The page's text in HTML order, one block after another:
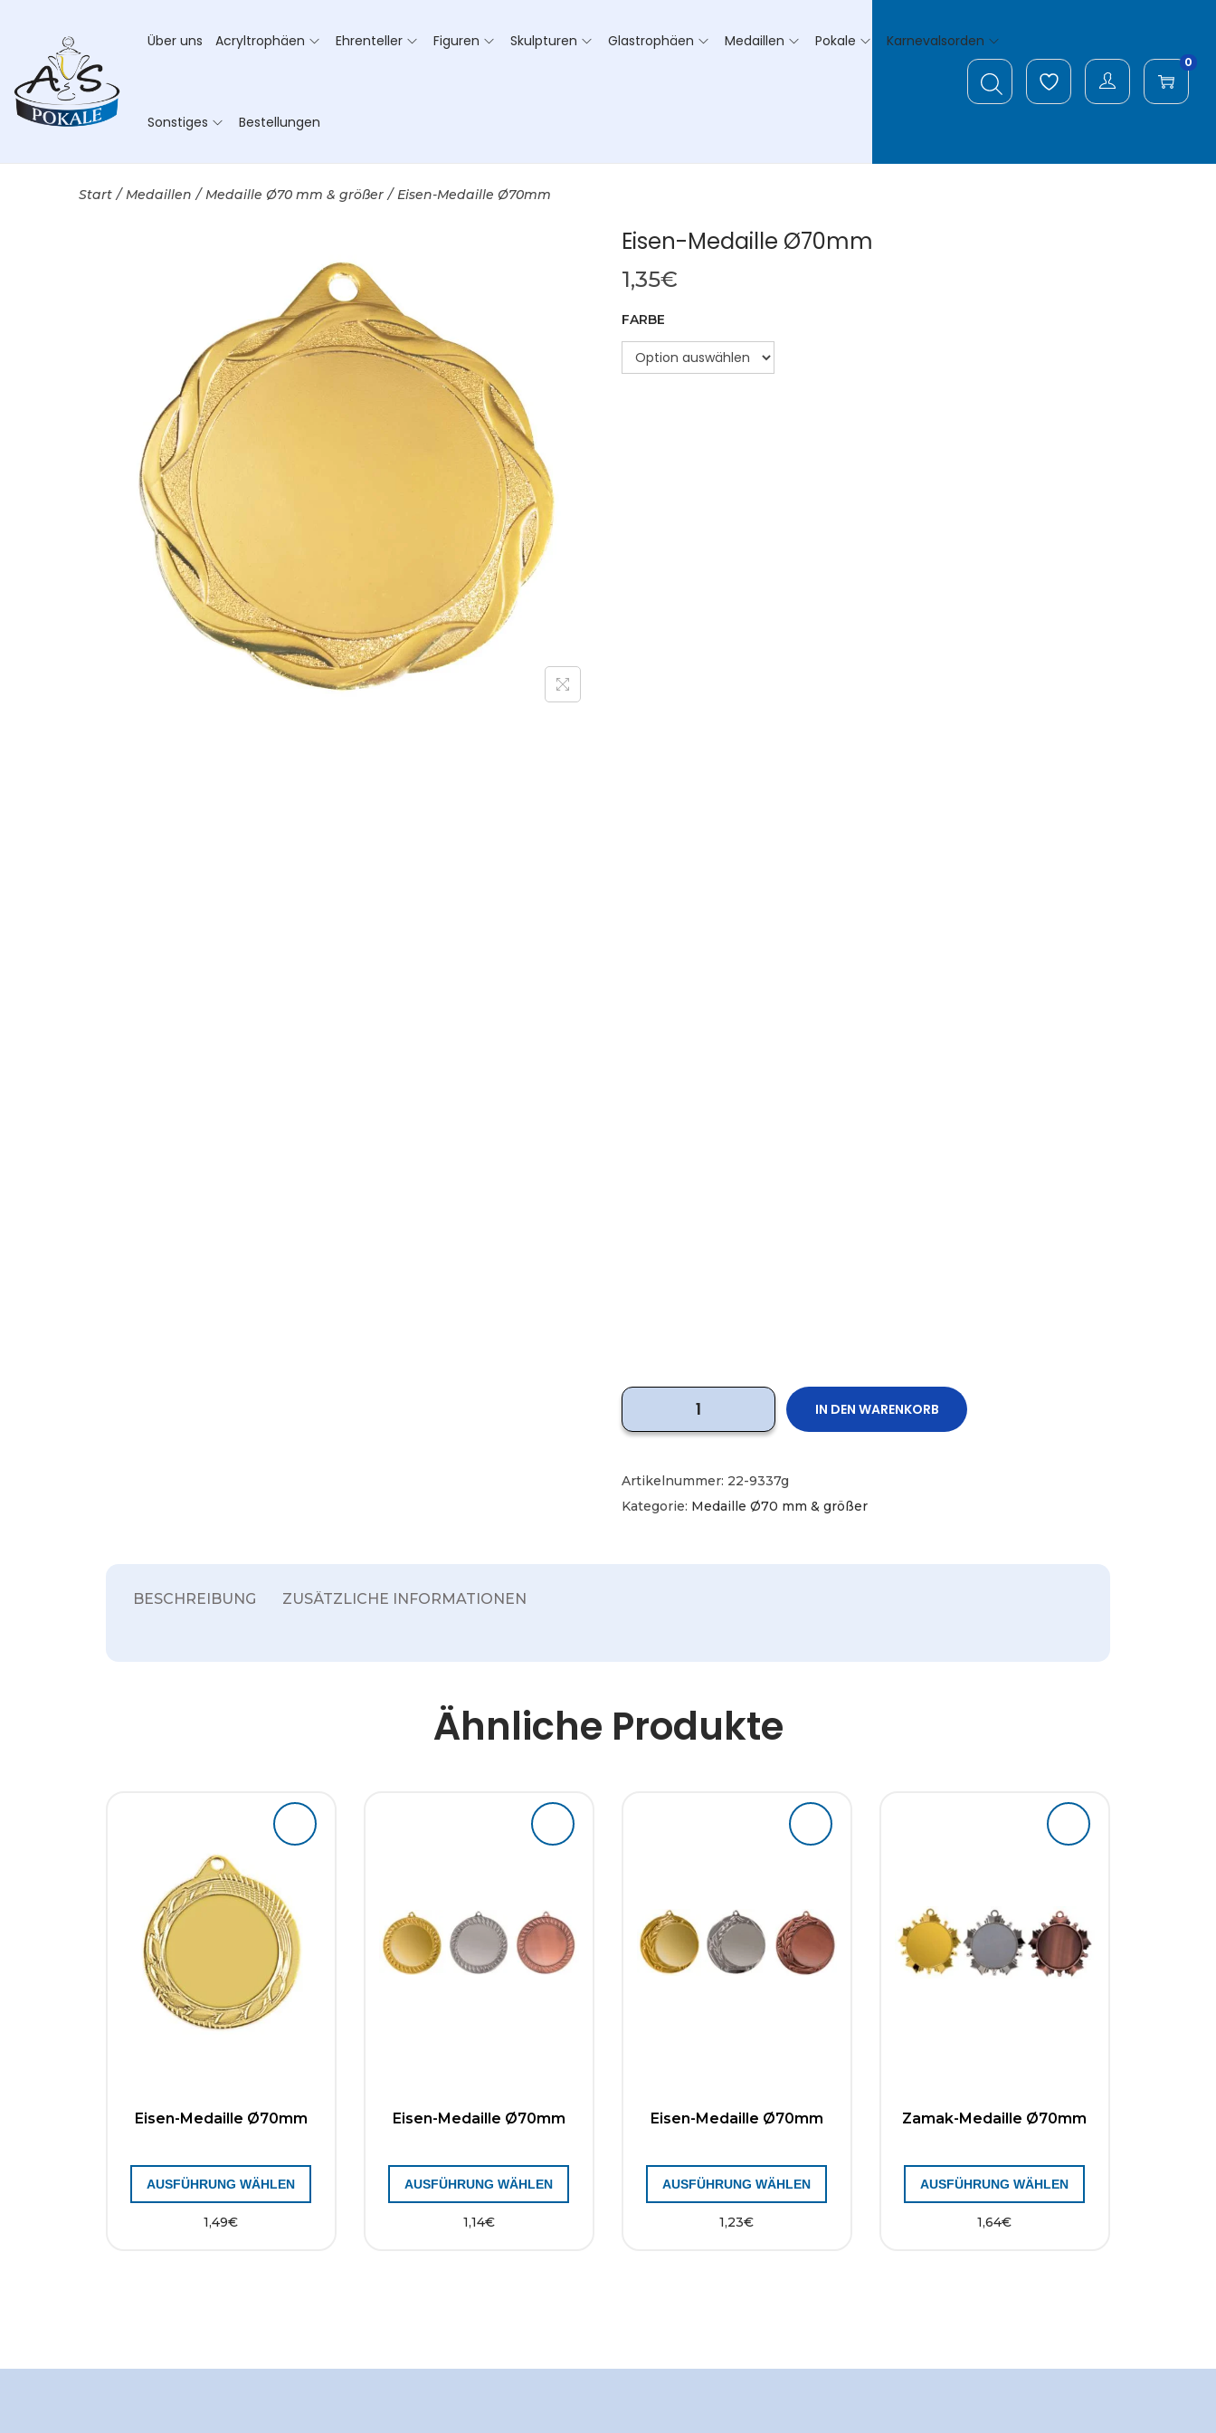
Über uns Acryltrophäen Ehrenteller Figuren Skulpturen Glastrophäen Medaillen Pokale Karnevalsorden
Sonstiges Bestellungen
0
Start / Medaillen / Medaille Ø70 mm & größer / Eisen-Medaille Ø70mm
Eisen-Medaille Ø70mm
1,35€
FARBE
IN DEN WARENKORB
Artikelnummer: 22-9337g
Kategorie: Medaille Ø70 mm & größer
BESCHREIBUNG ZUSÄTZLICHE INFORMATIONEN
Ähnliche Produkte
Eisen-Medaille Ø70mm
1,49€
AUSFÜHRUNG WÄHLEN
Eisen-Medaille Ø70mm
1,14€
AUSFÜHRUNG WÄHLEN
Eisen-Medaille Ø70mm
1,23€
AUSFÜHRUNG WÄHLEN
Zamak-Medaille Ø70mm
1,64€
AUSFÜHRUNG WÄHLEN